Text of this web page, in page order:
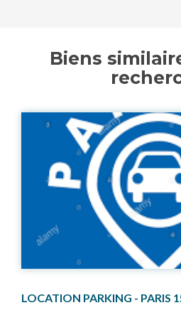
Biens
LOCATION PARKING - PARIS 15 - PARC DES EXPOSITIONS